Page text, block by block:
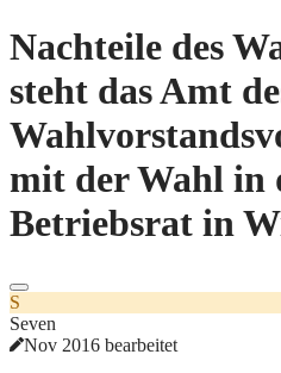
Nachteile des
steht das Amt
mit der Wahl in
Betriebsrat in
S
Seven
Nov 2016 bearbeitet